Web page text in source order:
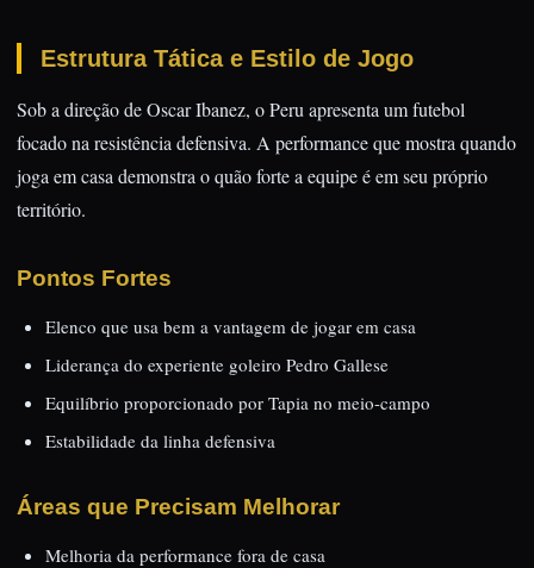
Estrutura Tática e Estilo de Jogo
Sob a direção de Oscar Ibanez, o Peru apresenta um futebol
focado na resistência defensiva. A performance que mostra quando
joga em casa demonstra o quão forte a equipe é em seu próprio
território.
Pontos Fortes
Elenco que usa bem a vantagem de jogar em casa
Liderança do experiente goleiro Pedro Gallese
Equilíbrio proporcionado por Tapia no meio-campo
Estabilidade da linha defensiva
Áreas que Precisam Melhorar
Melhoria da performance fora de casa